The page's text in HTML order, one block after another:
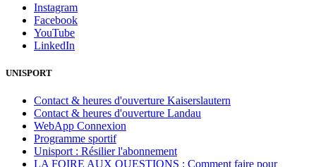
Instagram
Facebook
YouTube
LinkedIn
UNISPORT
Contact & heures d'ouverture Kaiserslautern
Contact & heures d'ouverture Landau
WebApp Connexion
Programme sportif
Unisport : Résilier l'abonnement
LA FOIRE AUX QUESTIONS : Comment faire pour